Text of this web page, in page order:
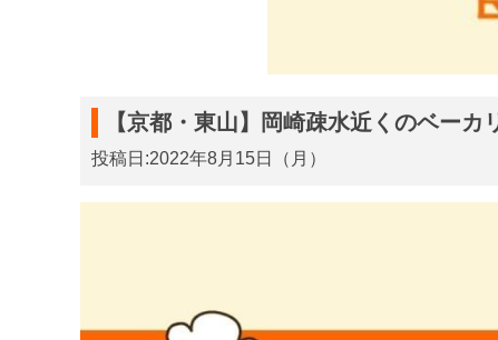
【京都・東山】岡崎疎水近くのベー
投稿日:2022年8月15日（月）